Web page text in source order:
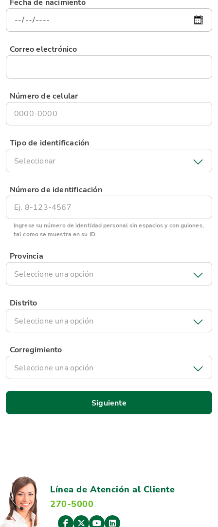
Fecha de nacimiento
Correo electrónico
Número de celular
Tipo de identificación
Seleccionar
Número de identificación
Ingrese su número de identidad personal sin espacios y con guiones,
tal como se muestra en su ID.
Provincia
Seleccione una opción
Distrito
Seleccione una opción
Corregimiento
Seleccione una opción
Línea de Atención al Cliente
270-5000